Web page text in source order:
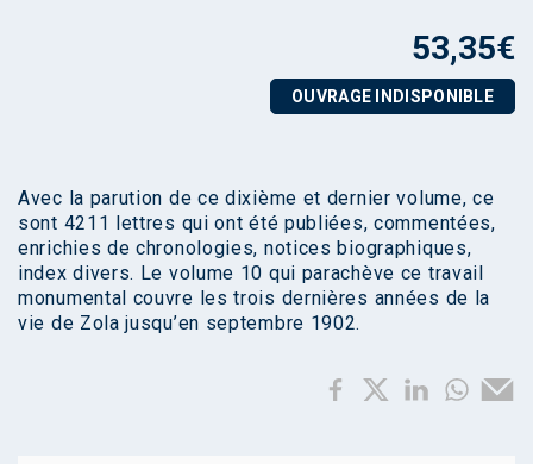
53,35€
OUVRAGE INDISPONIBLE
Avec la parution de ce dixième et dernier volume, ce
sont 4211 lettres qui ont été publiées, commentées,
enrichies de chronologies, notices biographiques,
index divers. Le volume 10 qui parachève ce travail
monumental couvre les trois dernières années de la
vie de Zola jusqu’en septembre 1902.